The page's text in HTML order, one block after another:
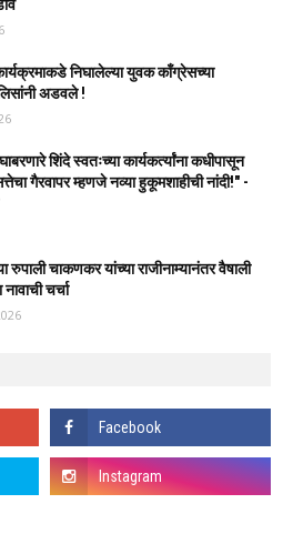
निघालेल्या युवक काँग्रेसच्या
अडवले !
शिंदे स्वतःच्या कार्यकर्त्यांना कधीपासून
गैरवापर म्हणजे नव्या हुकूमशाहीची नांदी!" -
रुपाली चाकणकर यांच्या राजीनाम्यानंतर वैषाली
चर्चा